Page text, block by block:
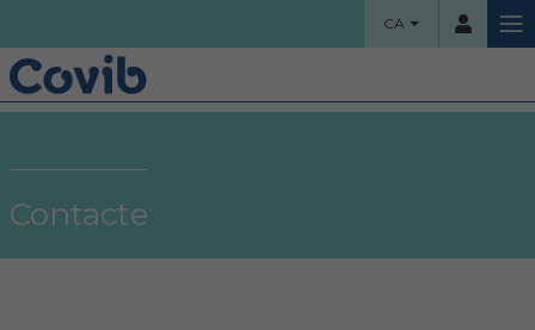
CA
Usuari
HOME
Contacte